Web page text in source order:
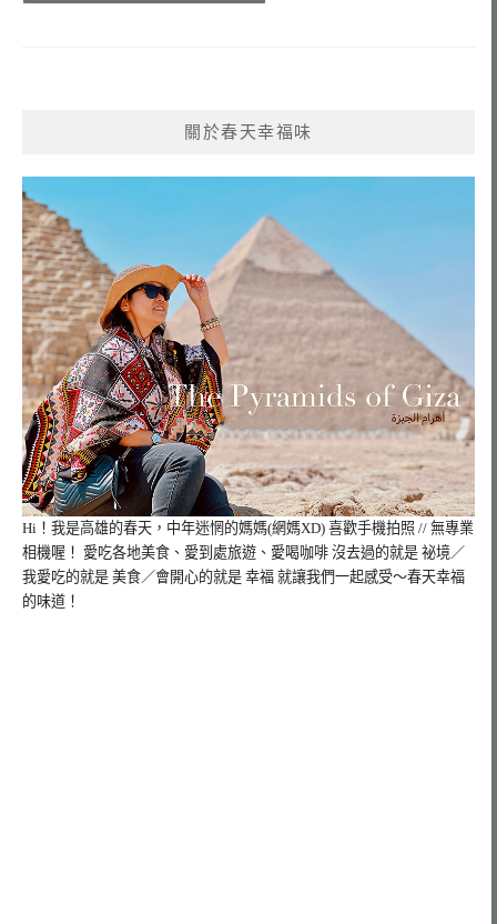
關於春天幸福味
Hi！我是高雄的春天， 中年迷惘的媽媽(網媽XD) 喜歡手機拍照 // 無專業
相機喔！ 愛吃各地美食、愛到處旅遊、愛喝咖啡 沒去過的就是 祕境／
我愛吃的就是 美食／會開心的就是 幸福 就讓我們一起感受～春天幸福
的味道！